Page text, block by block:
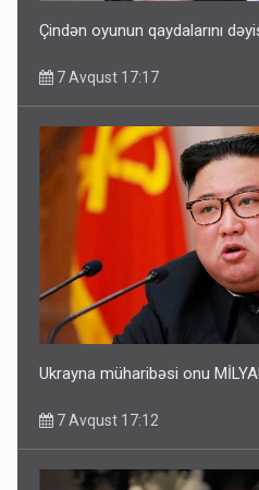
Çindən oyunun qaydalarını
7 Avqust 17:17
Ukrayna müharibəsi onu
7 Avqust 17:12